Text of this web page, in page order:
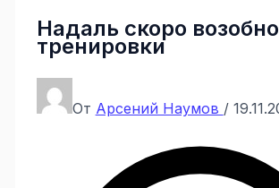
Надаль скоро
тренировки
От Арсений Наумов /